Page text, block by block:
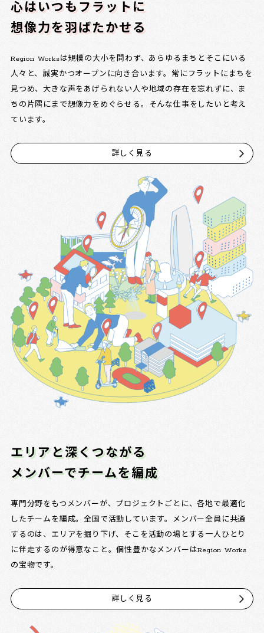
心はいつもフラットに
想像力を羽ばたかせる
Region Worksは規模の大小を問わず、あらゆるまちとそこにいる
人々と、誠実かつオープンに向き合います。常にフラットにまちを
見つめ、大きな声をあげられない人や地域の存在を忘れずに、ま
ちの片隅にまで想像力をめぐらせる。そんな仕事をしたいと考え
ています。
詳しく見る
エリアと深くつながる
メンバーでチームを編成
専門分野をもつメンバーが、プロジェクトごとに、各地で最適化
したチームを編成。全国で活動しています。メンバー全員に共通
するのは、エリアを掘り下げ、そこを活動の場とする一人ひとり
に伴走するのが得意なこと。個性豊かなメンバーはRegion Works
の宝物です。
詳しく見る